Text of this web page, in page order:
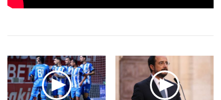
Αθλητισμός
Ελλάδα
Κληρώσεις Allwyn
Οικονομική
Οικονομία
Geek
Κινητά-tablets
Αυτοκίνηση
Αφιερώματα
Πολιτική